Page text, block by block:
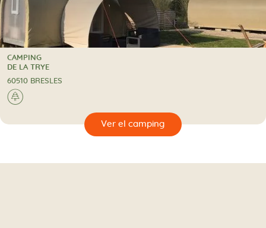
CAMPING
CAMPING
DE LA TRYE
60510 BRESLES
🌲
🔍